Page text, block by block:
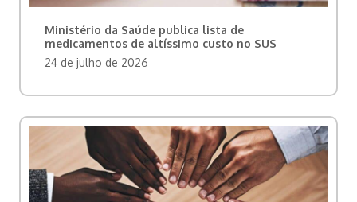
Ministério da Saúde publica lista de
medicamentos de altíssimo custo no SUS
24 de julho de 2026